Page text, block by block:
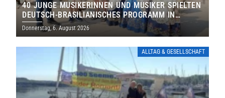
40 JUNGE MUSIKERINNEN UND MUSIKER SPIELTEN
DEUTSCH-BRASILIANISCHES PROGRAMM IN
THOLEY
Donnerstag, 6. August 2026
ALLTAG & GESELLSCHAFT